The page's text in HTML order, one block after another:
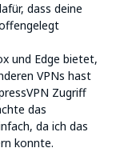
dass deine
und Edge bietet,
VPNs hast
Zugriff
das
da ich das
konnte.